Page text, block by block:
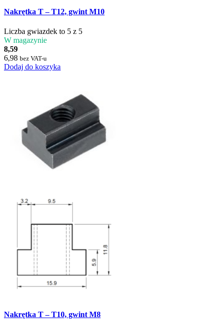
Nakrętka T – T12, gwint M10
Liczba gwiazdek to 5 z 5
W magazynie
8,59
6,98 bez VAT-u
Dodaj do koszyka
Nakrętka T – T10, gwint M8